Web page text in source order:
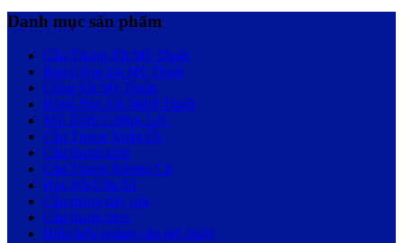
Danh mục sản phẩm
Cầu Thang Sắt Mỹ Thuật
Ban Công Sắt Mỹ Thuật
Cổng Sắt Mỹ Thuật
Hàng Rào Sắt Nghệ Thuật
Mái Kính Cường Lực
Cầu Thang Xoắn Ốc
Cầu thang kính
Cầu Thang Xương Cá
Hoa Sắt Cửa Sổ
Cầu thang dây cáp
Cầu thang inox
Biển hiệu quảng cáo mỹ thuật